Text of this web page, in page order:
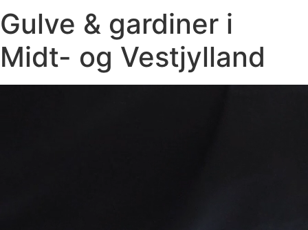
Gulve & gardiner i
Midt- og Vestjylland